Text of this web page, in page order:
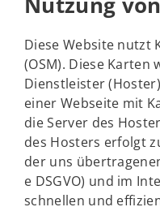
Diese Website nutzt
(OSM). Diese
Dienstleister
einer Webseite mit
die Server des
des Hosters erfolgt
der uns
e DSGVO) und im
schnellen und